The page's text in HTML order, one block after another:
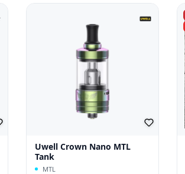
Uwell Crown Nano MTL
Tank
MTL